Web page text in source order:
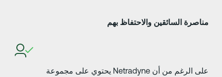
السائقين والاحتفاظ بهم
على الرغم من أن Netradyne يحتوي على مجموعة